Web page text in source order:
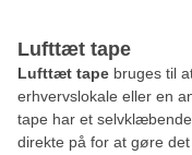
Lufttæt tape
Lufttæt tape bruges til
erhvervslokale eller en
tape har et
direkte på for at gøre